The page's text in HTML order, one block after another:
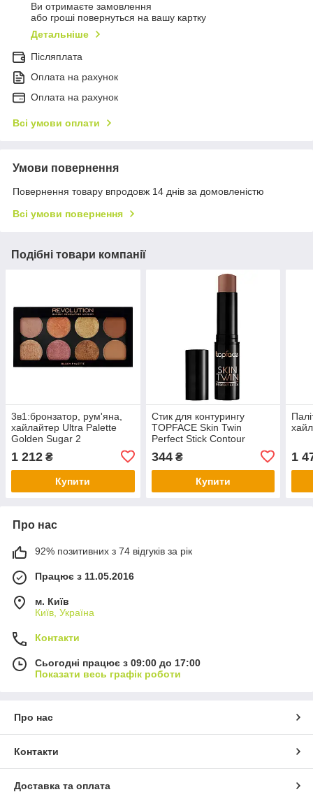
Ви отримаєте замовлення
або гроші повернуться на вашу картку
Детальніше
Післяплата
Оплата на рахунок
Оплата на рахунок
Всі умови оплати
Умови повернення
Повернення товару впродовж 14 днів за домовленістю
Всі умови повернення
Подібні товари компанії
3в1:бронзатор, рум'яна,
хайлайтер Ultra Palette
Golden Sugar 2
1 212 ₴
Купити
Стик для контурингу
TOPFACE Skin Twin
Perfect Stick Contour
344₴
Купити
1
Про нас
92% позитивних з 74 відгуків за рік
Працює з 11.05.2016
м. Київ
Київ, Україна
Контакти
Сьогодні працює з 09:00 до 17:00
Показати весь графік роботи
Про нас
Контакти
Доставка та оплата